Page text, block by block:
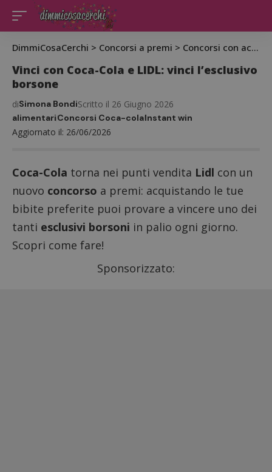
DimmiCosaCerchi > Concorsi a premi > Concorsi con acquisto
Vinci con Coca-Cola e LIDL: vinci l’esclusivo
borsone
Aggiornato il: 26/06/2026
diSimona BondiScritto il 26 Giugno 2026
alimentariConcorsi Coca-colaInstant win
Coca-Cola torna nei punti vendita Lidl con un
nuovo concorso a premi: acquistando le tue
bibite preferite puoi provare a vincere uno dei
tanti esclusivi borsoni in palio ogni giorno.
Scopri come fare!
Sponsorizzato: